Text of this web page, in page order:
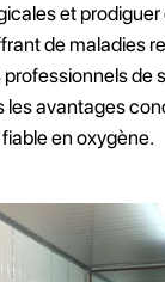
et
de maladies
de
les avantages
en oxygène.